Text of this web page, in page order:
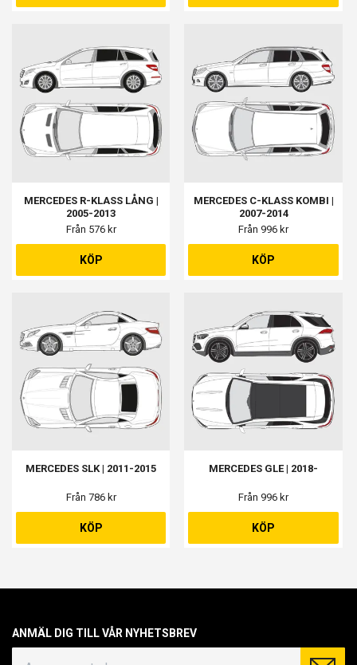
MERCEDES R-KLASS LÅNG |
2005-2013
Från 576 kr
KÖP
MERCEDES C-KLASS KOMBI |
2007-2014
Från 996 kr
KÖP
MERCEDES SLK | 2011-2015
Från 786 kr
KÖP
MERCEDES GLE | 2018-
Från 996 kr
KÖP
ANMÄL DIG TILL VÅR NYHETSBREV